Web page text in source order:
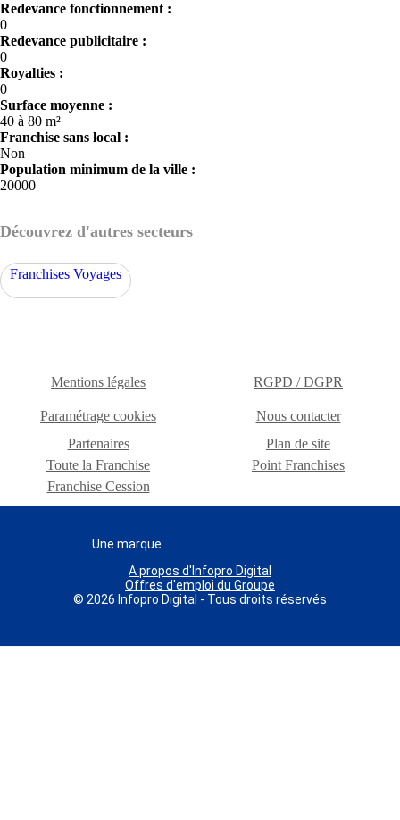
Redevance fonctionnement :
0
Redevance publicitaire :
0
Royalties :
0
Surface moyenne :
40 à 80 m²
Franchise sans local :
Non
Population minimum de la ville :
20000
Découvrez d'autres secteurs
Franchises Voyages
Mentions légales RGPD / DGPR
Paramétrage cookies
Nous contacter
Partenaires
Plan de site
Toute la Franchise
Point Franchises
Franchise Cession
Une marque
A propos d'Infopro Digital
Offres d'emploi du Groupe
© 2026 Infopro Digital - Tous droits réservés